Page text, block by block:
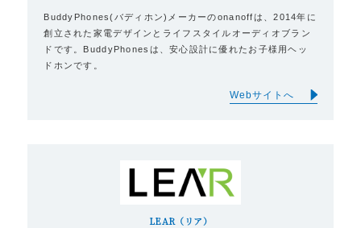
BuddyPhones(バディホン)メーカーのonanoffは、2014年に
創立された家電デザインとライフスタイルオーディオブラン
ドです。BuddyPhonesは、安心設計に優れたお子様用ヘッ
ドホンです。
Webサイトへ
LEAR（リア）